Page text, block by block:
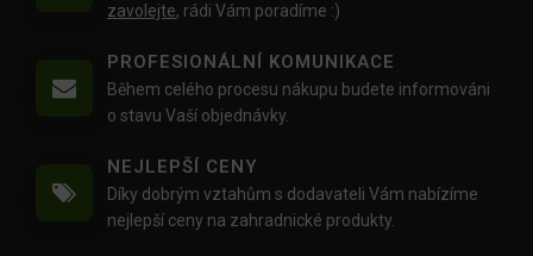
zavolejte, rádi Vám poradíme :)
PROFESIONÁLNÍ KOMUNIKACE
Během celého procesu nákupu budete informováni
o stavu Vaší objednávky.
NEJLEPŠÍ CENY
Díky dobrým vztahům s dodavateli Vám nabízíme
nejlepší ceny na zahradnické produkty.